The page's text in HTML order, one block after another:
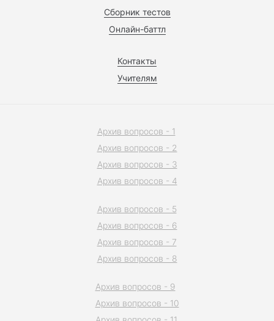
Сборник тестов
Онлайн-баттл
Контакты
Учителям
Архив вопросов - 1
Архив вопросов - 2
Архив вопросов - 3
Архив вопросов - 4
Архив вопросов - 5
Архив вопросов - 6
Архив вопросов - 7
Архив вопросов - 8
Архив вопросов - 9
Архив вопросов - 10